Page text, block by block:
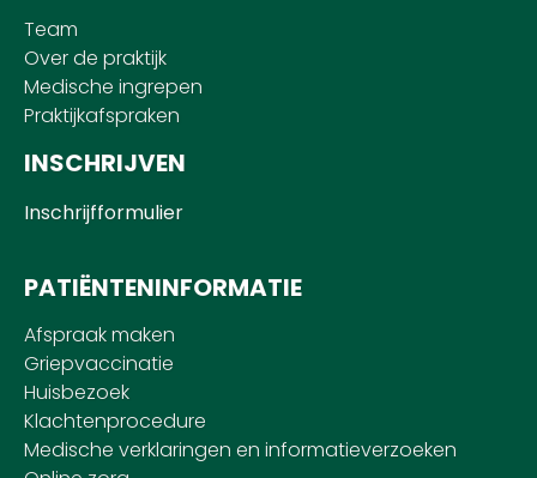
Team
Over de praktijk
Medische ingrepen
Praktijkafspraken
INSCHRIJVEN
Inschrijfformulier
PATIËNTENINFORMATIE
Afspraak maken
Griepvaccinatie
Huisbezoek
Klachtenprocedure
Medische verklaringen en informatieverzoeken